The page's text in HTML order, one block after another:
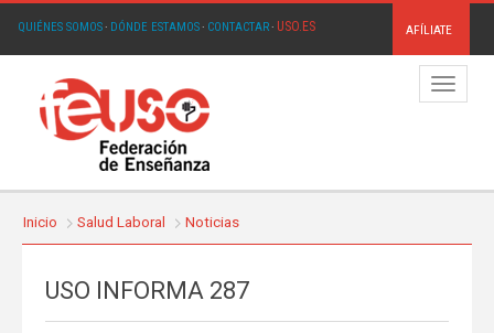
QUIÉNES SOMOS· DÓNDE ESTAMOS· CONTACTAR· USO.ES AFÍLIATE
Menú
Inicio Salud Laboral Noticias
USO INFORMA 287